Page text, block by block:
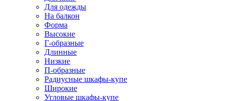
Для одежды
На балкон
Форма
Высокие
Г-образные
Длинные
Низкие
П-образные
Радиусные шкафы-купе
Широкие
Угловые шкафы-купе